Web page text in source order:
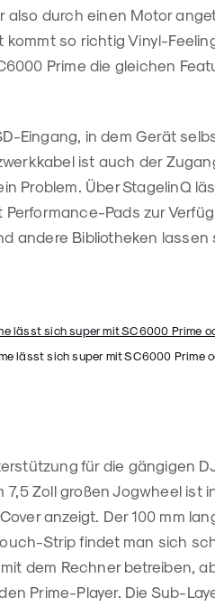
also durch einen Motor
so richtig Vinyl-
Prime die gleichen
Eingang, in dem Gerät
ist auch der
Problem. Über StagelinQ
Pads zur
andere Bibliotheken
lässt sich super mit SC6000 Prime
für die gängigen
Zoll großen Jogwheel ist
anzeigt. Der 100 mm
Strip findet man sich
dem Rechner betreiben,
Prime-Player. Die Sub-